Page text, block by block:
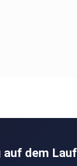
dem